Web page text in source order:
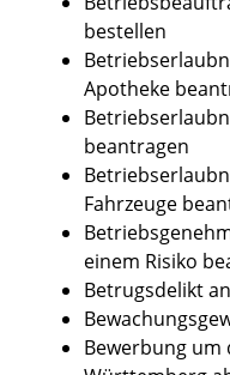
bestellen
Apotheke
beantragen
Fahrzeuge
einem Risiko
Betrugsdelikt
Bewerbung um